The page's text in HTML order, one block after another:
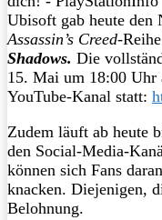
Ubisoft gab heute den
Assassin’s Creed-
Shadows. Die
15. Mai um 18:00
YouTube-Kanal statt:
Zudem läuft ab heute
den Social-Media-
können sich Fans
knacken. Diejenigen,
Belohnung.